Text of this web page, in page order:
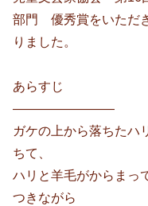
部門 優秀賞をいただ
りました。
あらすじ
————————
ガケの上から落ちたハ
ちて、
ハリと羊毛がからまっ
つきながら